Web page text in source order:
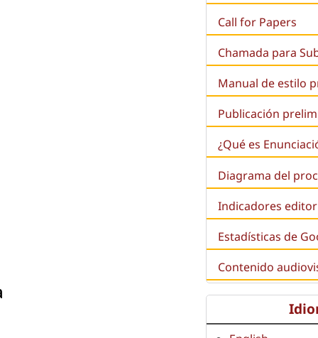
Call for Papers
Chamada para
Manual de estilo
Publicación
¿Qué es
Diagrama del
Indicadores
Estadísticas de
Contenido